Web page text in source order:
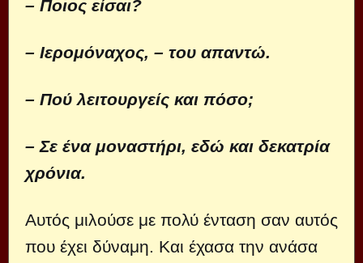
– Ποιος είσαι?
– Ιερομόναχος, – του απαντώ.
– Πού λειτουργείς και πόσο;
– Σε ένα μοναστήρι, εδώ και δεκατρία
χρόνια.
Αυτός μιλούσε με πολύ ένταση σαν αυτός
που έχει δύναμη. Και έχασα την ανάσα